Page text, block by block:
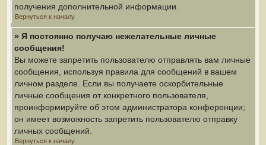
получения дополнительной информации.
Вернуться к началу
» Я постоянно получаю нежелательные личные
сообщения!
Вы можете запретить пользователю отправлять вам личные
сообщения, используя правила для сообщений в вашем
личном разделе. Если вы получаете оскорбительные
личные сообщения от конкретного пользователя,
проинформируйте об этом администратора конференции;
он имеет возможность запретить пользователю отправку
личных сообщений.
Вернуться к началу